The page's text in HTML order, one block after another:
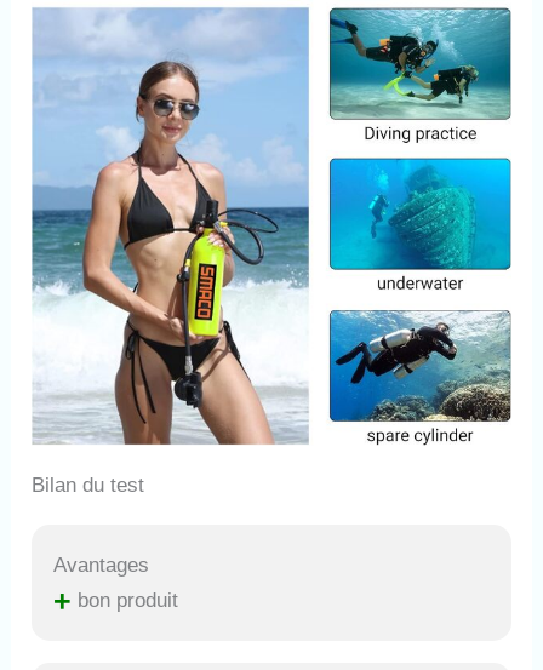
Bilan du test
Avantages
+ bon produit